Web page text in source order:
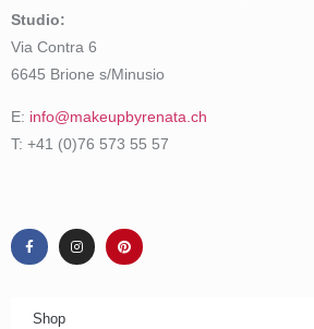
Studio:
Via Contra 6
6645 Brione s/Minusio
E: info@makeupbyrenata.ch
T: +41 (0)76 573 55 57
Shop